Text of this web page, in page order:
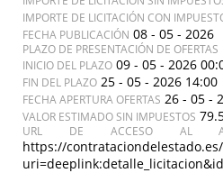
IMPORTE DE LICITACIÓN CON
FECHA PUBLICACIÓN 08 - 05 - 2026
PLAZO DE PRESENTACIÓN DE OFERTAS
INICIO DEL PLAZO 09 - 05 - 2026
FIN DEL PLAZO 25 - 05 - 2026 14:00
FECHA APERTURA OFERTAS 26 - 05 -
VALOR ESTIMADO SIN IMPUESTOS
URL DE ACCESO AL
https://